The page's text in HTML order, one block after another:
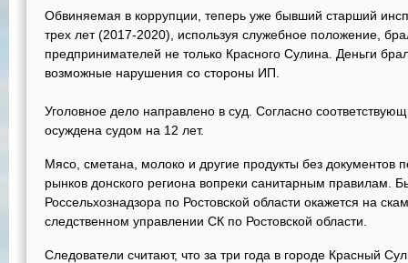
Обвиняемая в коррупции, теперь уже бывший старший
трех лет (2017-2020), используя служебное положение,
предпринимателей не только Красного Сулина. Деньги
возможные нарушения со стороны ИП.
Уголовное дело направлено в суд. Согласно
осуждена судом на 12 лет.
Мясо, сметана, молоко и другие продукты без документов
рынков донского региона вопреки санитарным правилам.
Россельхознадзора по Ростовской области окажется на
следственном управлении СК по Ростовской области.
Следователи считают, что за три года в городе Красный